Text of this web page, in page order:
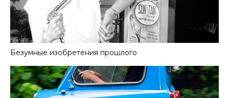
Безумные изобретения прошлого